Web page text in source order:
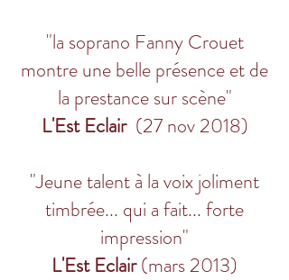
"la soprano Fanny Crouet
montre une belle présence et de
la prestance sur scène"
L'Est Eclair(27 nov 2018)
"Jeune talent à la voix joliment
timbrée... qui a fait... forte
impression"
L'Est Eclair(mars 2013)